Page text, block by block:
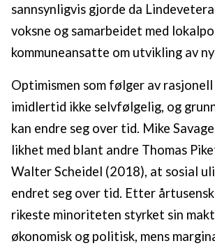
sannsynligvis gjorde da
voksne og samarbeidet med
kommuneansatte om utvikling av
Optimismen som følger av
imidlertid ikke selvfølgelig, og
kan endre seg over tid. Mike
likhet med blant andre Thomas
Walter Scheidel (2018), at sosial
endret seg over tid. Etter
rikeste minoriteten styrket sin
økonomisk og politisk, mens